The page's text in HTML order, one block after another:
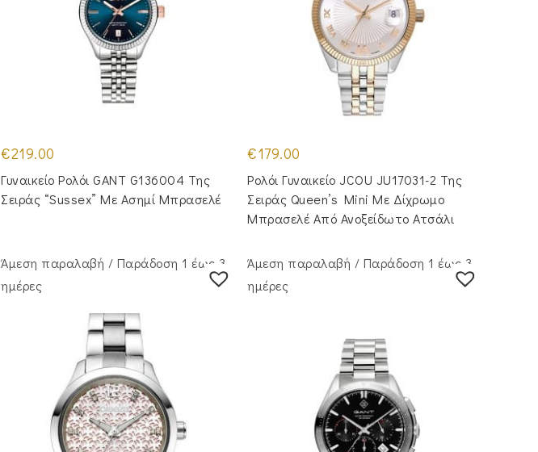
€219.00
Γυναικείο Ρολόι GANT G136004 Της
Σειράς “Sussex” Με Ασημί Μπρασελέ
€179.00
Ρολόι Γυναικείο JCOU JU17031-2 Της
Σειράς Queen’s Mini Με Δίχρωμο
Μπρασελέ Από Ανοξείδωτο Ατσάλι
Άμεση παραλαβή / Παράδoση 1 έως 3
ημέρες
Άμεση παραλαβή / Παράδoση 1 έως 3
ημέρες